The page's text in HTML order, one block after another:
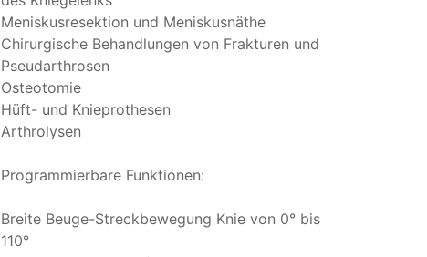
Meniskusresektion und Meniskusnäthe
Chirurgische Behandlungen von Frakturen und
Pseudarthrosen
Osteotomie
Hüft- und Knieprothesen
Arthrolysen
Programmierbare Funktionen:
Breite Beuge-Streckbewegung Knie von 0° bis
110°